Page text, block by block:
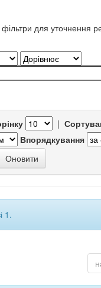
для уточнення
|
Впорядкування
1.